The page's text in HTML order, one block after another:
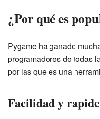
¿Por qué es
Pygame ha ganado
programadores de todas
por las que es una
Facilidad y